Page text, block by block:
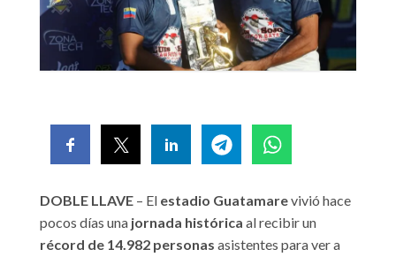
DOBLE LLAVE – El estadio Guatamarevivió hace
pocos días una jornada histórica al recibir un
récord de 14.982 personas asistentes para ver a